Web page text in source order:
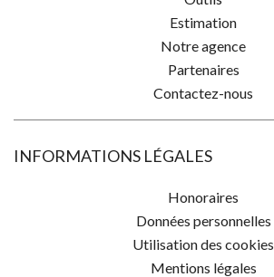
Estimation
Notre agence
Partenaires
Contactez-nous
INFORMATIONS LÉGALES
Honoraires
Données personnelles
Utilisation des cookies
Mentions légales